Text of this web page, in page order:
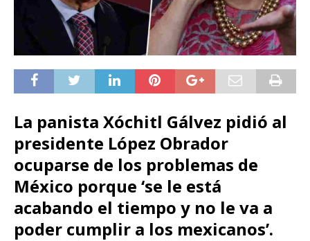
La panista Xóchitl Gálvez pidió al
presidente López Obrador
ocuparse de los problemas de
México porque ‘se le está
acabando el tiempo y no le va a
poder cumplir a los mexicanos’.